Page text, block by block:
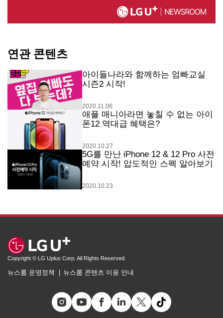
연관 콘텐츠
아이들나라와 함께하는 엄빠교실
시즌2 시작!
2020.11.06
애플 매니아라면 놓칠 수 없는 아이
폰12 역대급 혜택은?
2020.10.27
5G를 만난 iPhone 12 & 12 Pro 사전
예약 시작! 압도적인 스펙 알아보기
2020.10.23
Copyright © LG Uplus Corp. All Rights Reserved.
뉴스룸 운영정책 뉴스룸 콘텐츠 이용 안내